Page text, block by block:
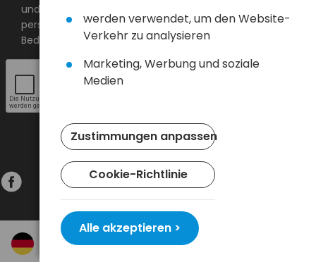
und stimme der Verarbeitung meiner
personenbezogenen Daten zu den darin angegebenen
Bedingungen zu.
© 2024 Baltrade sp. z o.o. - Alle Rechte vorbehalten.
werden verwendet, um den Website-
Verkehr zu analysieren
Marketing, Werbung und soziale
Medien
Zustimmungen anpassen
Cookie-Richtlinie
Alle akzeptieren >